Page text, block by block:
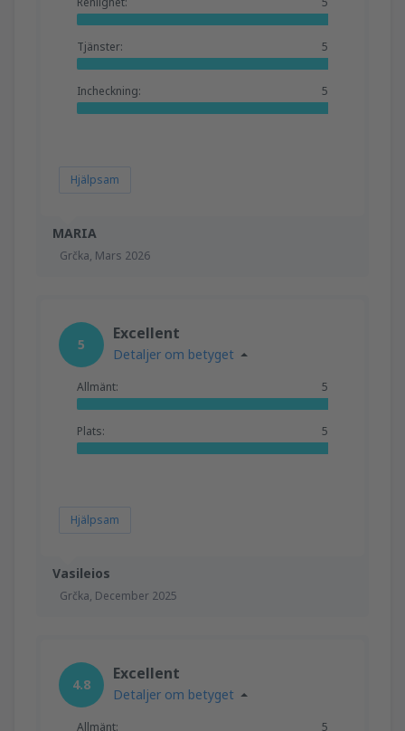
MARIA
Grčka, Mars 2026
Tjänster: 5
Incheckning: 5
Hjälpsam
Vasileios
Grčka, December 2025
5
Excellent
Detaljer om betyget
Allmänt: 5
Plats: 5
Hjälpsam
4.8
Excellent
Detaljer om betyget
Allmänt: 5